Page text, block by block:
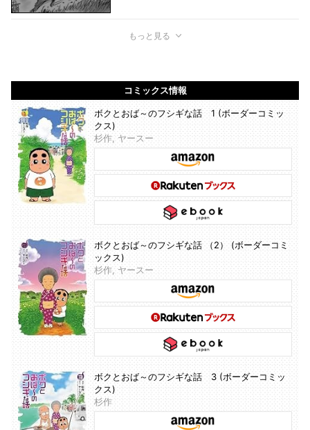
もっと見る
コミックス情報
ボクとおば～のフシギな話 1 (ボーダーコミッ
クス)
杉作, ヤースー
ボクとおば～のフシギな話 （2） (ボーダーコミ
ックス)
杉作, ヤースー
ボクとおば～のフシギな話 3 (ボーダーコミッ
クス)
杉作